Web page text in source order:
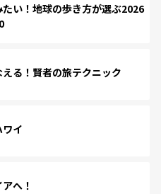
い！地球の歩き方が選ぶ2026
る！賢者の旅テクニック
イ
へ！